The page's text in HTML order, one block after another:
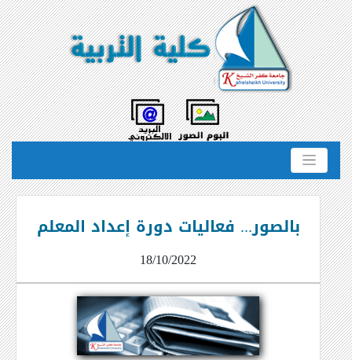
بالصور... فعاليات دورة إعداد المعلم
18/10/2022